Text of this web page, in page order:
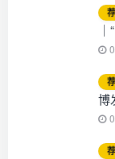
荐
荐
博
荐